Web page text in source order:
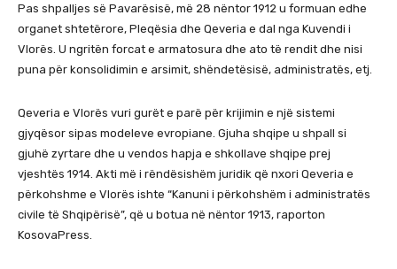
Pas shpalljes së Pavarësisë, më 28 nëntor 1912 u formuan edhe
organet shtetërore, Pleqësia dhe Qeveria e dal nga Kuvendi i
Vlorës. U ngritën forcat e armatosura dhe ato të rendit dhe nisi
puna për konsolidimin e arsimit, shëndetësisë, administratës, etj.
Qeveria e Vlorës vuri gurët e parë për krijimin e një sistemi
gjyqësor sipas modeleve evropiane. Gjuha shqipe u shpall si
gjuhë zyrtare dhe u vendos hapja e shkollave shqipe prej
vjeshtës 1914. Akti më i rëndësishëm juridik që nxori Qeveria e
përkohshme e Vlorës ishte “Kanuni i përkohshëm i administratës
civile të Shqipërisë”, që u botua në nëntor 1913, raporton
KosovaPress.